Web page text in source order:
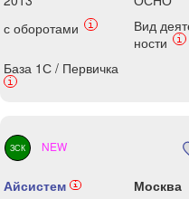
с оборотами
i
Вид
ности
i
База 1С / Первичка
i
ЗСК NEW
Айсистем i Москва